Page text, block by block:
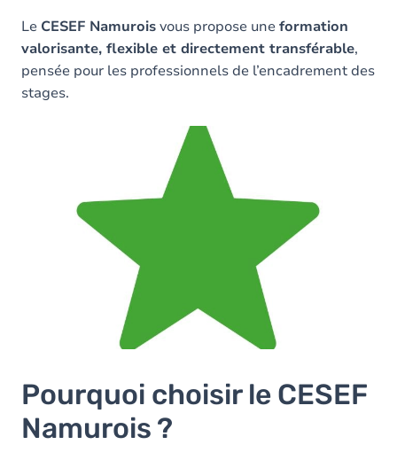
Le CESEF Namuroisvous propose uneformation
valorisante, flexible et directement transférable,
pensée pour les professionnels de l’encadrement des
stages.
Pourquoi choisir le CESEF
Namurois ?